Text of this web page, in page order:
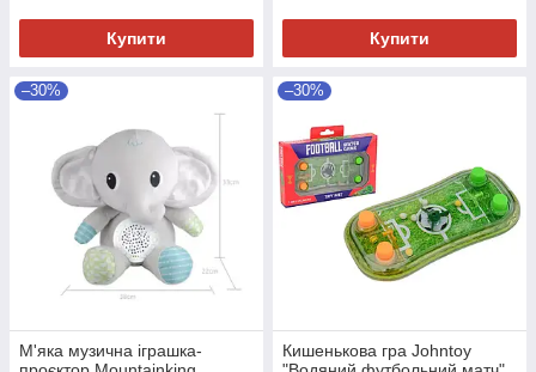
Купити Купити
–30%
М'яка музична іграшка-
–30%
Кишенькова гра Johntoy